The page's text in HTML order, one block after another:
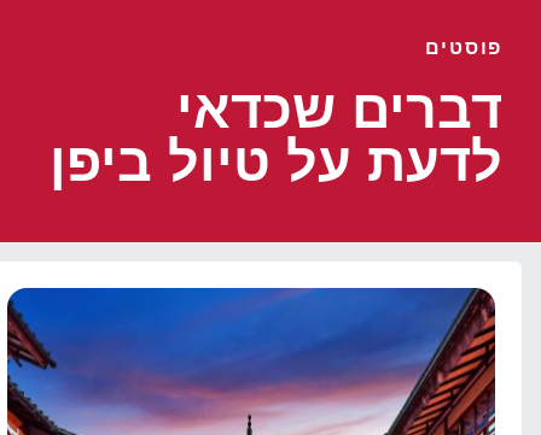
פוסטים
דברים שכדאי
לדעת על טיול ביפן